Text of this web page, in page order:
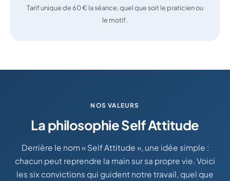
Tarif unique de 60 € la séance, quel que soit le praticien ou
le motif.
NOS VALEURS
La philosophie Self Attitude
Derrière le nom « Self Attitude », une idée simple :
chacun peut reprendre la main sur sa propre vie. Voici
les six convictions qui guident notre travail, quel que